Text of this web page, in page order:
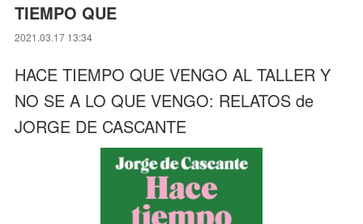
TIEMPO QUE
2021.03.17 13:34
HACE TIEMPO QUE VENGO AL TALLER Y
NO SE A LO QUE VENGO: RELATOS de
JORGE DE CASCANTE